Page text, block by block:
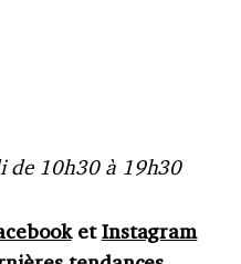
de 10h30 à 19h30
etInstagram